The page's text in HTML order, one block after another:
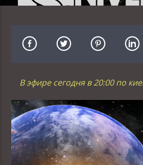
В эфире сегодня в 20:00 по